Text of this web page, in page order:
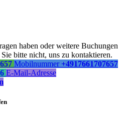
haben oder weitere Buchungen
bitte nicht, uns zu kontaktieren.
Mobilnummer +4917661707657
E-Mail-Adresse